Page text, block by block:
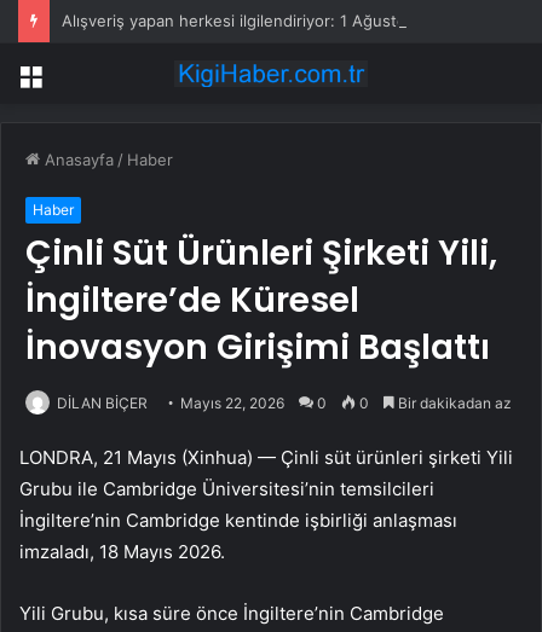
Menü
Anasayfa / Haber
Haber
Çinli Süt Ürünleri Şirketi Yili,
İngiltere’de Küresel
İnovasyon Girişimi Başlattı
DİLAN BİÇER Mayıs 22, 2026 0 0 Bir dakikadan az
LONDRA, 21 Mayıs (Xinhua) — Çinli süt ürünleri şirketi Yili
Grubu ile Cambridge Üniversitesi’nin temsilcileri
İngiltere’nin Cambridge kentinde işbirliği anlaşması
imzaladı, 18 Mayıs 2026.
Yili Grubu, kısa süre önce İngiltere’nin Cambridge